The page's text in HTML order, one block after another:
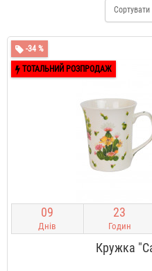
Сортувати
-34 %
ТОТАЛЬНИЙ РОЗПРОДАЖ
09
Днів
23
Годин
Кружка